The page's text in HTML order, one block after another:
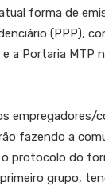
forma de
(PPP),
a Portaria MTP
fazendo a
protocolo do
grupo,